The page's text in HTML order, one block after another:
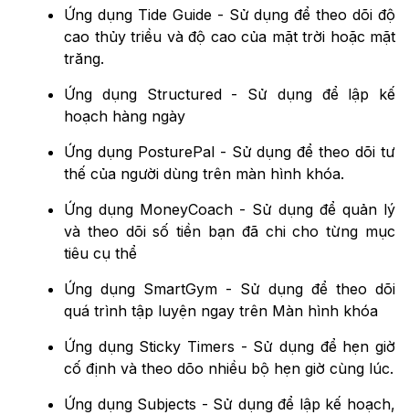
Ứng dụng Tide Guide - Sử dụng để theo dõi độ
cao thủy triều và độ cao của mặt trời hoặc mặt
trăng.
Ứng dụng Structured - Sử dụng để lập kế
hoạch hàng ngày
Ứng dụng PosturePal - Sử dụng để theo dõi tư
thế của người dùng trên màn hình khóa.
Ứng dụng MoneyCoach - Sử dụng để quản lý
và theo dõi số tiền bạn đã chi cho từng mục
tiêu cụ thể
Ứng dụng SmartGym - Sử dụng để theo dõi
quá trình tập luyện ngay trên Màn hình khóa
Ứng dụng Sticky Timers - Sử dụng để hẹn giờ
cố định và theo dõo nhiều bộ hẹn giờ cùng lúc.
Ứng dụng Subjects - Sử dụng để lập kế hoạch,